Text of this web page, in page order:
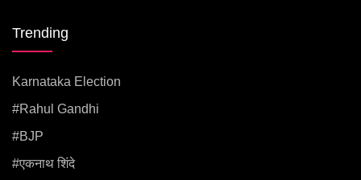
Trending
Karnataka Election
#rahul Gandhi
#BJP
#एकनाथ शिंदे